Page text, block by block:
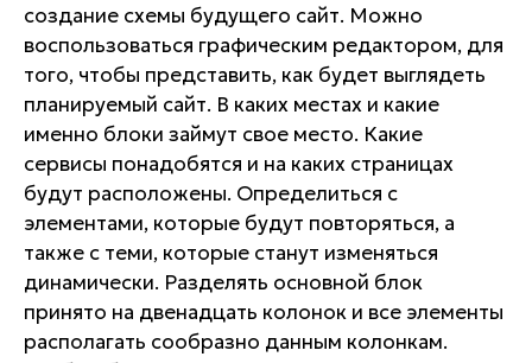
создание схемы будущего сайт. Можно
воспользоваться графическим редактором, для
того, чтобы представить, как будет выглядеть
планируемый сайт. В каких местах и какие
именно блоки займут свое место. Какие
сервисы понадобятся и на каких страницах
будут расположены. Определиться с
элементами, которые будут повторяться, а
также с теми, которые станут изменяться
динамически. Разделять основной блок
принято на двенадцать колонок и все элементы
располагать сообразно данным колонкам.